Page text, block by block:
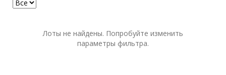
Лоты не найдены. Попробуйте изменить
параметры фильтра.